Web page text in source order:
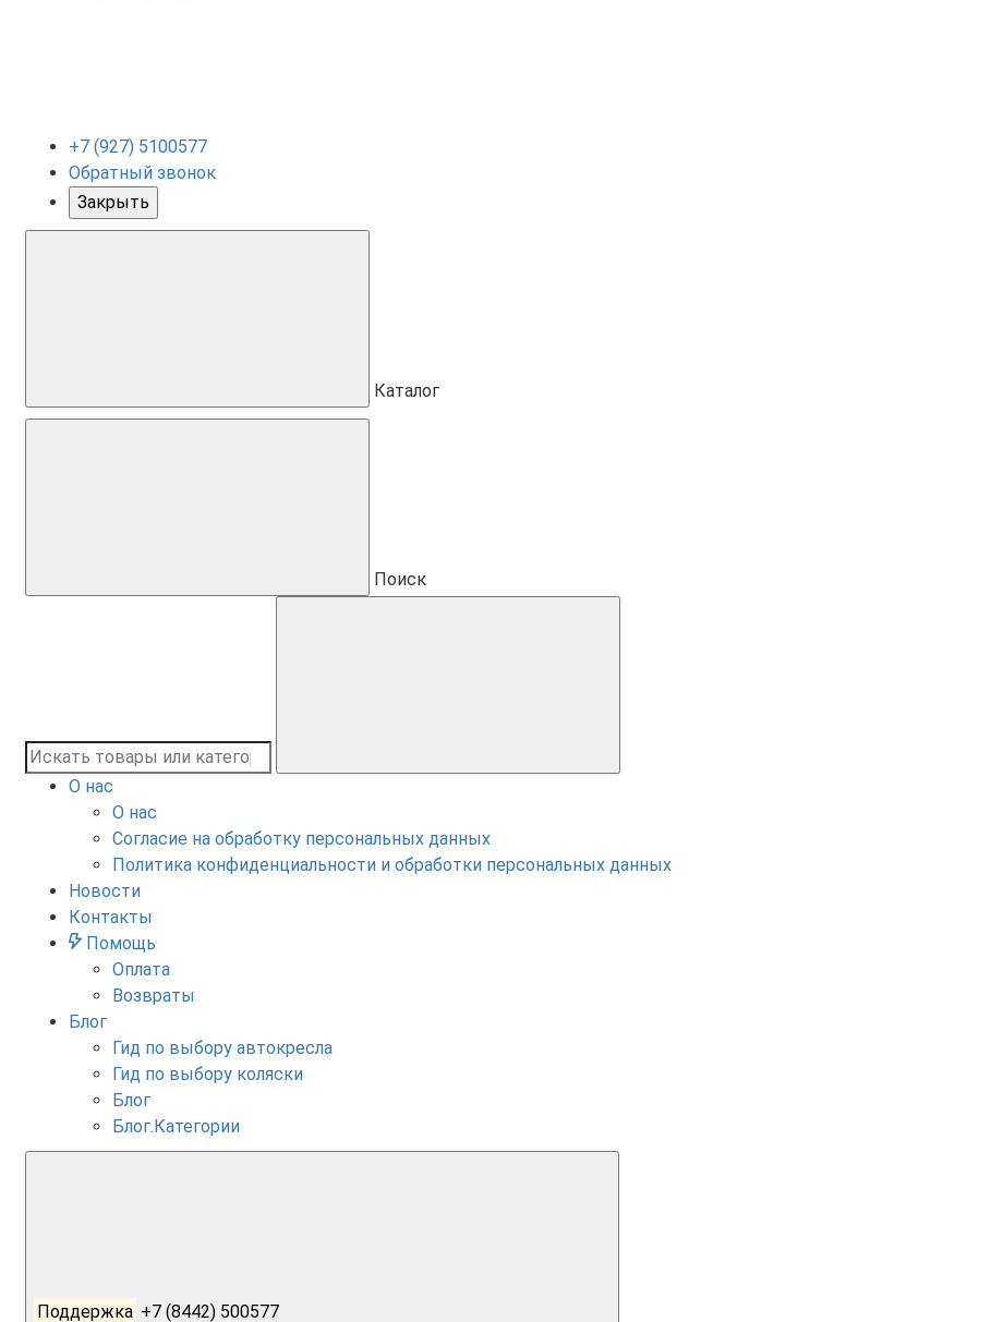
+7 (927) 5100577
Обратный звонок
Закрыть
Каталог
Поиск
О нас
О нас
Согласие на обработку персональных данных
Политика конфиденциальности и обработки персональных данных
Новости
Контакты
Помощь
Оплата
Возвраты
Блог
Гид по выбору автокресла
Гид по выбору коляски
Блог
Блог.Категории
Поддержка +7 (8442) 500577